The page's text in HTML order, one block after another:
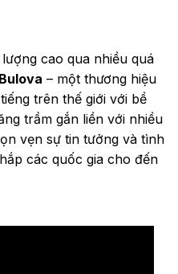
cao qua nhiều quá
Bulova – một thương hiệu
trên thế giới với bề
trầm gắn liền với nhiều
vẹn sự tin tưởng và tình
các quốc gia cho đến